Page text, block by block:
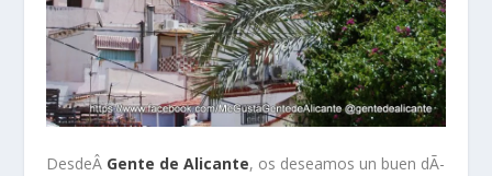
DesdeÂ Gente de Alicante, os deseamos un buen dÃ­